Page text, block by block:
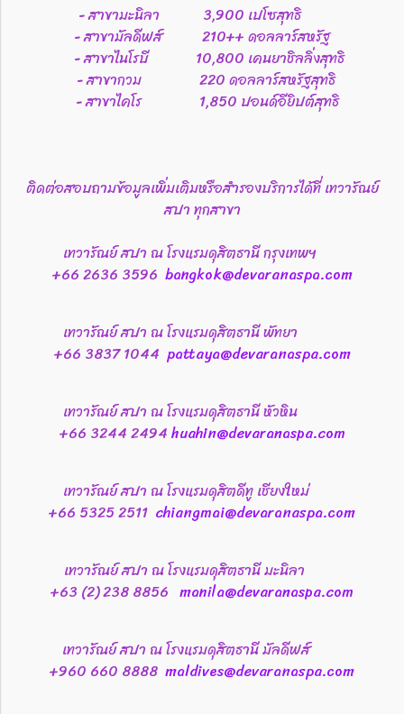
- สาขามะนิลา 3,900 เปโซสุทธิ
- สาขามัลดีฟส์ 210++ ดอลลาร์สหรัฐ
- สาขาไนโรบี 10,800 เคนยาชิลลิ่งสุทธิ
- สาขากวม 220 ดอลลาร์สหรัฐสุทธิ
- สาขาไคโร 1,850 ปอนด์อียิปต์สุทธิ
ติดต่อสอบถามข้อมูลเพิ่มเติมหรือสำรองบริการได้ที่ เทวารัณย์
สปา ทุกสาขา
เทวารัณย์ สปา ณ โรงแรมดุสิตธานี กรุงเทพฯ
+66 2636 3596 bangkok@devaranaspa.com
เทวารัณย์ สปา ณ โรงแรมดุสิตธานี พัทยา
+66 3837 1044 pattaya@devaranaspa.com
เทวารัณย์ สปา ณ โรงแรมดุสิตธานี หัวหิน
+66 3244 2494huahin@devaranaspa.com
เทวารัณย์ สปา ณ โรงแรมดุสิตดีทู เชียงใหม่
+66 5325 2511 chiangmai@devaranaspa.com
เทวารัณย์ สปา ณ โรงแรมดุสิตธานี มะนิลา
+63 (2) 238 8856 manila@devaranaspa.com
เทวารัณย์ สปา ณ โรงแรมดุสิตธานี มัลดีฟส์
+960 660 8888 maldives@devaranaspa.com